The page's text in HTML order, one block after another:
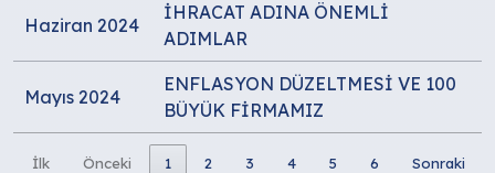
Haziran 2024
İHRACAT ADINA ÖNEMLİ
ADIMLAR
Mayıs 2024
ENFLASYON DÜZELTMESİ VE 100
BÜYÜK FİRMAMIZ
İlk Önceki 1 2 3 4 5 6 Sonraki